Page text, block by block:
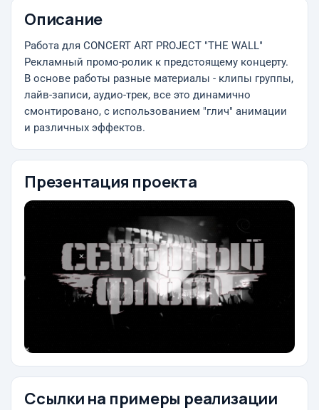
Описание
Работа для CONCERT ART PROJECT "THE WALL"
Рекламный промо-ролик к предстоящему концерту.
В основе работы разные материалы - клипы группы,
лайв-записи, аудио-трек, все это динамично
смонтировано, с использованием "глич" анимации
и различных эффектов.
Презентация проекта
Ссылки на примеры реализации